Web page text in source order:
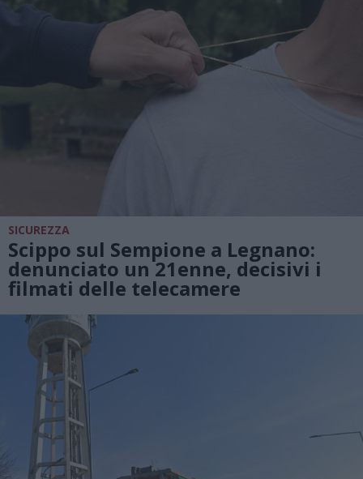
SICUREZZA
Scippo sul Sempione a Legnano:
denunciato un 21enne, decisivi i
filmati delle telecamere